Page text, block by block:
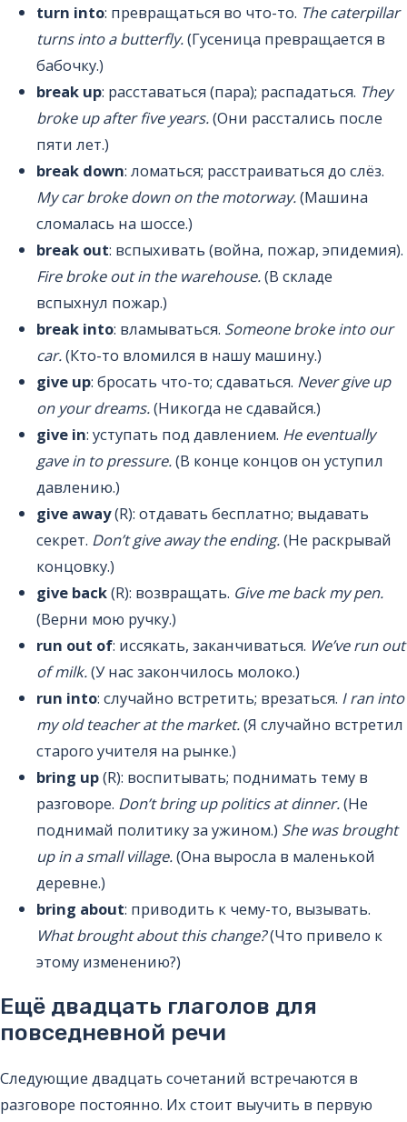
turn into: превращаться во что-то. The caterpillar
turns into a butterfly.(Гусеница превращается в
бабочку.)
break up: расставаться (пара); распадаться. They
broke up after five years.(Они расстались после
пяти лет.)
break down: ломаться; расстраиваться до слёз.
My car broke down on the motorway.(Машина
сломалась на шоссе.)
break out: вспыхивать (война, пожар, эпидемия).
Fire broke out in the warehouse.(В складе
вспыхнул пожар.)
break into: вламываться. Someone broke into our
car.(Кто-то вломился в нашу машину.)
give up: бросать что-то; сдаваться. Never give up
on your dreams.(Никогда не сдавайся.)
give in: уступать под давлением. He eventually
gave in to pressure.(В конце концов он уступил
давлению.)
give away(R): отдавать бесплатно; выдавать
секрет. Don’t give away the ending.(Не раскрывай
концовку.)
give back(R): возвращать. Give me back my pen.
(Верни мою ручку.)
run out of: иссякать, заканчиваться. We’ve run out
of milk.(У нас закончилось молоко.)
run into: случайно встретить; врезаться. I ran into
my old teacher at the market.(Я случайно встретил
старого учителя на рынке.)
bring up(R): воспитывать; поднимать тему в
разговоре. Don’t bring up politics at dinner.(Не
поднимай политику за ужином.) She was brought
up in a small village.(Она выросла в маленькой
деревне.)
bring about: приводить к чему-то, вызывать.
What brought about this change?(Что привело к
этому изменению?)
Ещё двадцать глаголов для
повседневной речи
Следующие двадцать сочетаний встречаются в
разговоре постоянно. Их стоит выучить в первую